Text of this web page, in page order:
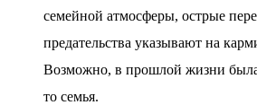
семейной атмосферы, острые
предательства указывают на
Возможно, в прошлой жизни
то семья.